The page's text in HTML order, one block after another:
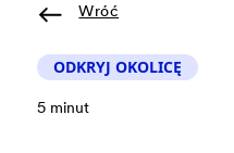
Wróć
ODKRYJ OKOLICĘ
5 minut